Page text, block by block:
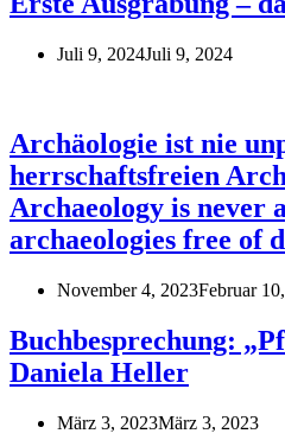
Juli 9, 2024Juli 9, 2024
Archäologie ist nie
herrschaftsfreien
Archaeology is never
archaeologies free of
November 4, 2023Februar
Buchbesprechung:
Daniela Heller
März 3, 2023März 3, 2023